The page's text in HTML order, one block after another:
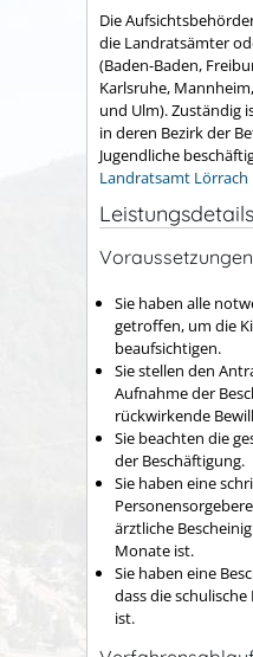
Die
die Landratsämter
(Baden-Baden,
Karlsruhe,
und Ulm). Zuständig
in deren Bezirk der
Jugendliche
Landratsamt Lörrach
Leistungsdetails
Voraussetzungen
Sie haben alle
getroffen, um die
beaufsichtigen.
Sie stellen den
Aufnahme der
rückwirkende
Sie beachten die
der Beschäftigung.
Sie haben eine
ärztliche
Monate ist.
Sie haben eine
dass die
ist.